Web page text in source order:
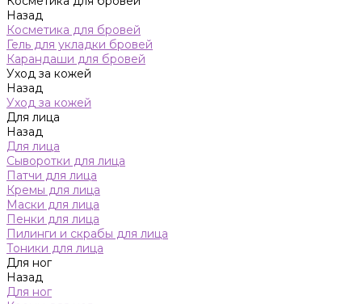
Назад
Косметика для бровей
Гель для укладки бровей
Карандаши для бровей
Уход за кожей
Назад
Уход за кожей
Для лица
Назад
Для лица
Сыворотки для лица
Патчи для лица
Кремы для лица
Маски для лица
Пенки для лица
Пилинги и скрабы для лица
Тоники для лица
Для ног
Назад
Для ног